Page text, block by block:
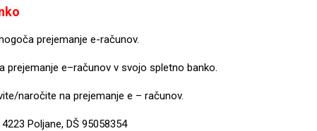
prejemanje e-računov.
prejemanje e–računov v svojo spletno banko.
naročite na prejemanje e – računov.
Poljane, DŠ 95058354